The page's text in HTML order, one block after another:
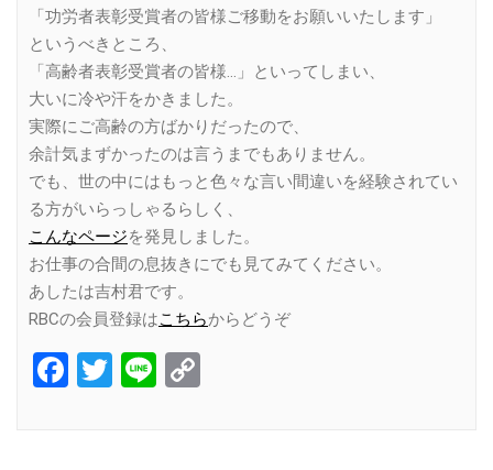
「功労者表彰受賞者の皆様ご移動をお願いいたします」
というべきところ、
「高齢者表彰受賞者の皆様…」といってしまい、
大いに冷や汗をかきました。
実際にご高齢の方ばかりだったので、
余計気まずかったのは言うまでもありません。
でも、世の中にはもっと色々な言い間違いを経験されてい
る方がいらっしゃるらしく、
こんなページを発見しました。
お仕事の合間の息抜きにでも見てみてください。
あしたは吉村君です。
RBCの会員登録はこちらからどうぞ
Facebook
Twitter
Line